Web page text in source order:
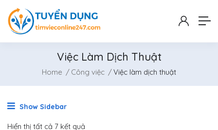
Việc Làm Dịch Thuật
Home Công việc Việc làm dịch thuật
Show Sidebar
Hiển thị tất cả 7 kết quả